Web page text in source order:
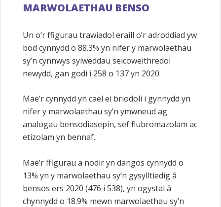
MARWOLAETHAU BENSO
Un o’r ffigurau trawiadol eraill o’r adroddiad yw
bod cynnydd o 88.3% yn nifer y marwolaethau
sy’n cynnwys sylweddau seicoweithredol
newydd, gan godi i 258 o 137 yn 2020.
Mae’r cynnydd yn cael ei briodoli i gynnydd yn
nifer y marwolaethau sy’n ymwneud ag
analogau bensodiasepin, sef flubromazolam ac
etizolam yn bennaf.
Mae’r ffigurau a nodir yn dangos cynnydd o
13% yn y marwolaethau sy’n gysylltiedig â
bensos ers 2020 (476 i 538), yn ogystal â
chynnydd o 18.9% mewn marwolaethau sy’n